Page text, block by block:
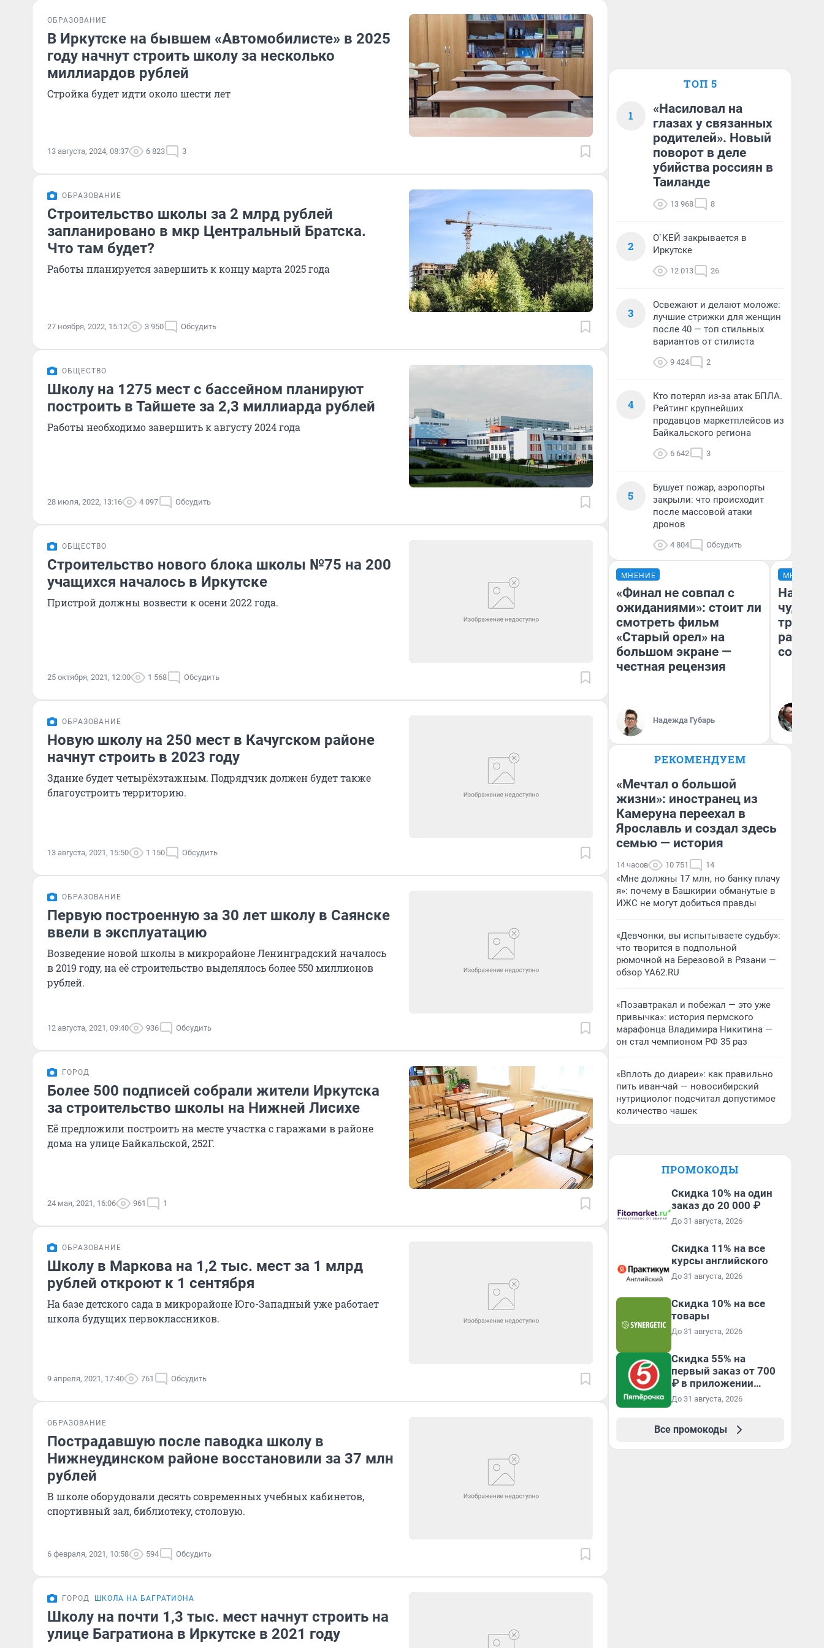
ОБРАЗОВАНИЕ
В Иркутске на бывшем «Автомобилисте» в 2025
году начнут строить школу за несколько
миллиардов рублей
Стройка будет идти около шести лет
13 августа, 2024, 08:37 6 823 3
ОБРАЗОВАНИЕ
Строительство школы за 2 млрд рублей
запланировано в мкр Центральный Братска.
Что там будет?
Работы планируется завершить к концу марта 2025 года
27 ноября, 2022, 15:12 3 950 Обсудить
ОБЩЕСТВО
Школу на 1275 мест с бассейном планируют
построить в Тайшете за 2,3 миллиарда рублей
Работы необходимо завершить к августу 2024 года
28 июля, 2022, 13:16 4 097 Обсудить
ОБЩЕСТВО
Строительство нового блока школы №75 на 200
учащихся началось в Иркутске
Пристрой должны возвести к осени 2022 года.
25 октября, 2021, 12:00 1 568 Обсудить
ОБРАЗОВАНИЕ
Новую школу на 250 мест в Качугском районе
начнут строить в 2023 году
Здание будет четырёхэтажным. Подрядчик должен будет также
благоустроить территорию.
13 августа, 2021, 15:50 1 150 Обсудить
ОБРАЗОВАНИЕ
Первую построенную за 30 лет школу в Саянске
ввели в эксплуатацию
Возведение новой школы в микрорайоне Ленинградский началось
в 2019 году, на её строительство выделялось более 550 миллионов
рублей.
12 августа, 2021, 09:40 936 Обсудить
ГОРОД
Более 500 подписей собрали жители Иркутска
за строительство школы на Нижней Лисихе
Её предложили построить на месте участка с гаражами в районе
дома на улице Байкальской, 252Г.
24 мая, 2021, 16:06 961 1
ОБРАЗОВАНИЕ
Школу в Маркова на 1,2 тыс. мест за 1 млрд
рублей откроют к 1 сентября
На базе детского сада в микрорайоне Юго-Западный уже работает
школа будущих первоклассников.
9 апреля, 2021, 17:40 761 Обсудить
ОБРАЗОВАНИЕ
Пострадавшую после паводка школу в
Нижнеудинском районе восстановили за 37 млн
рублей
В школе оборудовали десять современных учебных кабинетов,
спортивный зал, библиотеку, столовую.
6 февраля, 2021, 10:58 594 Обсудить
ГОРОД ШКОЛА НА БАГРАТИОНА
Школу на почти 1,3 тыс. мест начнут строить на
улице Багратиона в Иркутске в 2021 году
ТОП 5
1
«Насиловал на
глазах у связанных
родителей». Новый
поворот в деле
убийства россиян в
Таиланде
13 968 8
2
О`КЕЙ закрывается в
Иркутске
12 013 26
3
Освежают и делают моложе:
лучшие стрижки для женщин
после 40 — топ стильных
вариантов от стилиста
9 424 2
4
Кто потерял из-за атак БПЛА.
Рейтинг крупнейших
продавцов маркетплейсов из
Байкальского региона
6 642 3
5
Бушует пожар, аэропорты
закрыли: что происходит
после массовой атаки
дронов
4 804 Обсудить
МНЕНИЕ
«Финал не совпал с
ожиданиями»: стоит ли
смотреть фильм
«Старый орел» на
большом экране —
честная рецензия
Надежда Губарь
МНЕНИЕ
чудом
РЕКОМЕНДУЕМ
«Мечтал о большой
жизни»: иностранец из
Камеруна переехал в
Ярославль и создал здесь
семью — история
14 часов 10 751 14
«Мне должны 17 млн, но банку плачу
я»: почему в Башкирии обманутые в
ИЖС не могут добиться правды
«Девчонки, вы испытываете судьбу»:
что творится в подпольной
рюмочной на Березовой в Рязани —
обзор YA62.RU
«Позавтракал и побежал — это уже
привычка»: история пермского
марафонца Владимира Никитина —
он стал чемпионом РФ 35 раз
«Вплоть до диареи»: как правильно
пить иван-чай — новосибирский
нутрициолог подсчитал допустимое
количество чашек
ПРОМОКОДЫ
Скидка 10% на один
заказ до 20 000 ₽
До 31 августа, 2026
Скидка 11% на все
курсы английского
До 31 августа, 2026
Скидка 10% на все
товары
До 31 августа, 2026
Скидка 55% на
первый заказ от 700
₽ в приложении
Пятёрочка Доставка
До 31 августа, 2026
Все промокоды